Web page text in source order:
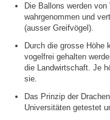
Die Ballons werden
wahrgenommen und
(ausser Greifvögel).
Durch die grosse Höhe
vogelfrei gehalten
die Landwirtschaft. Je
sie.
Das Prinzip der
Universitäten getestet